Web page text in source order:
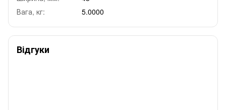
Вага, кг:
5.0000
Відгуки